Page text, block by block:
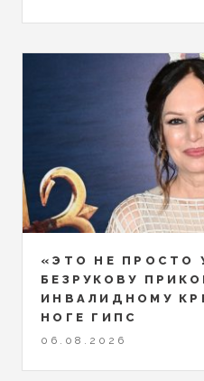
«ЭТО НЕ ПРОСТО
БЕЗРУКОВУ
ИНВАЛИДНОМУ
НОГЕ ГИПС
06.08.2026